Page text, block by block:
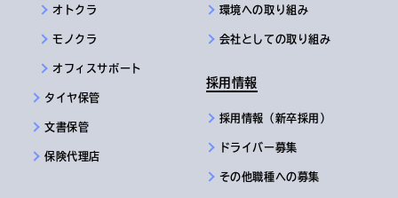
オトクラ
モノクラ
オフィスサポート
タイヤ保管
文書保管
保険代理店
環境への取り組み
会社としての取り組み
採用情報
採用情報（新卒採用）
ドライバー募集
その他職種への募集